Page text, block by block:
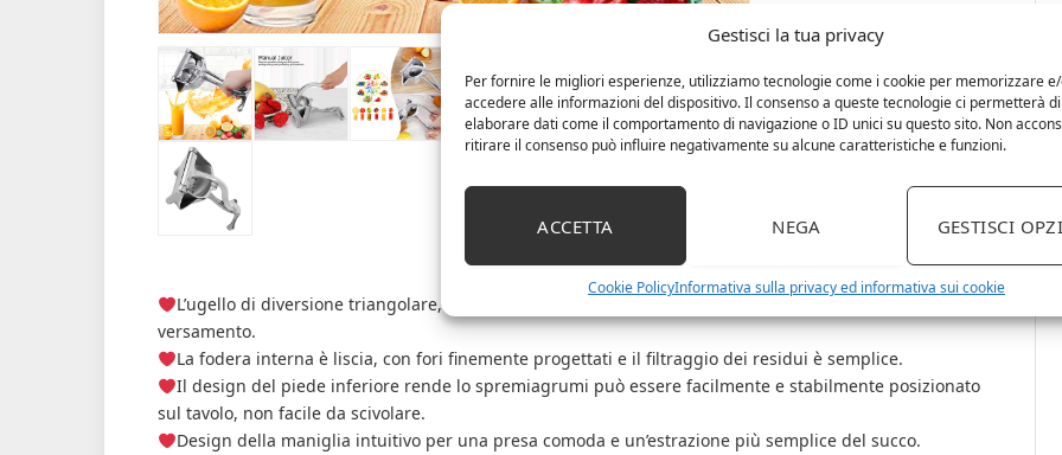
Gestisci la tua privacy
Per fornire le migliori esperienze, utilizziamo tecnologie come i cookie per memorizzare
accedere alle informazioni del dispositivo. Il consenso a queste tecnologie ci permetterà di
elaborare dati come il comportamento di navigazione o ID unici su questo sito. Non
ritirare il consenso può influire negativamente su alcune caratteristiche e funzioni.
ACCETTA NEGA GESTISCI
Cookie PolicyInformativa sulla privacy ed informativa sui cookie
L’ugello di diversione triangolare, antigoccia, lo spremiagrumi manuale è facile da usare e liscio per il
versamento.
La fodera interna è liscia, con fori finemente progettati e il filtraggio dei residui è semplice.
Il design del piede inferiore rende lo spremiagrumi può essere facilmente e stabilmente posizionato
sul tavolo, non facile da scivolare.
Design della maniglia intuitivo per una presa comoda e un’estrazione più semplice del succo.